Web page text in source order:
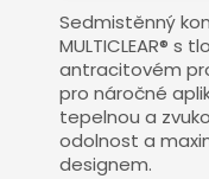
Sedmistěnný
MULTICLEAR® s
antracitovém
pro náročné
tepelnou a
odolnost a
designem.